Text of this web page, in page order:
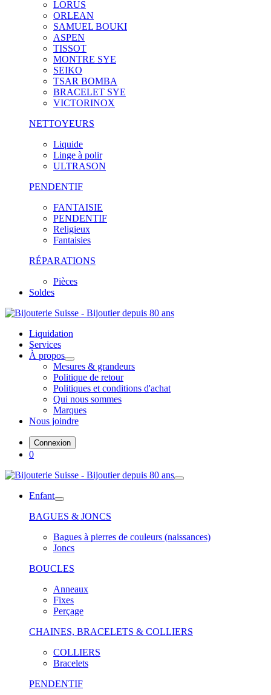
LORUS
ORLEAN
SAMUEL BOUKI
ASPEN
TISSOT
MONTRE SYE
SEIKO
TSAR BOMBA
BRACELET SYE
VICTORINOX
NETTOYEURS
Liquide
Linge à polir
ULTRASON
PENDENTIF
FANTAISIE
PENDENTIF
Religieux
Fantaisies
RÉPARATIONS
Pièces
Soldes
Liquidation
Services
À propos
Mesures & grandeurs
Politique de retour
Politiques et conditions d'achat
Qui nous sommes
Marques
Nous joindre
Connexion
0
Enfant
BAGUES & JONCS
Bagues à pierres de couleurs (naissances)
Joncs
BOUCLES
Anneaux
Fixes
Perçage
CHAINES, BRACELETS & COLLIERS
COLLIERS
Bracelets
PENDENTIF